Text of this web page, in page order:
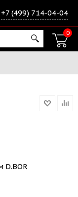
+7 (499) 714-04-04
0